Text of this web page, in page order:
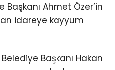
Başkanı Ahmet Özer’in
idareye kayyum
Belediye Başkanı Hakan